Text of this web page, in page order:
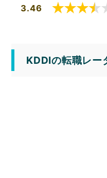
3.46
KDDIの転職レー